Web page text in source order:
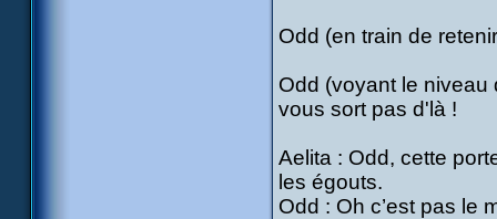
Odd (en train de
Odd (voyant le niveau
vous sort pas d'là !
Aelita : Odd, cette
les égouts.
Odd : Oh c’est pas le